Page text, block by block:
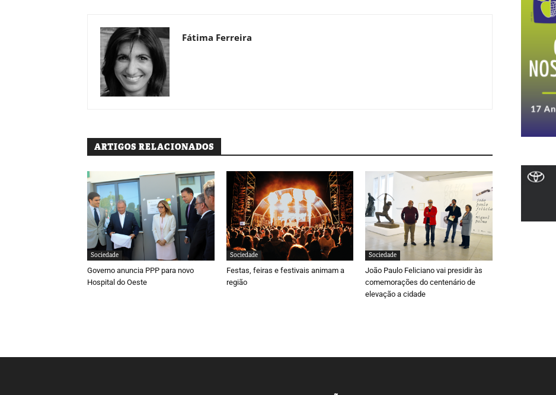
Fátima Ferreira
ARTIGOS RELACIONADOS
Sociedade
Governo anuncia PPP para novo
Hospital do Oeste
Sociedade
Festas, feiras e festivais animam a
região
Sociedade
João Paulo Feliciano vai presidir às
comemorações do centenário de
elevação a cidade